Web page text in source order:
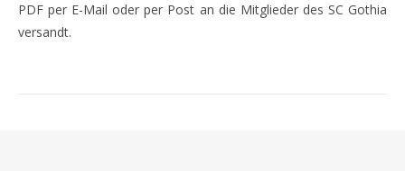
PDF per E-Mail oder per Post an die Mitglieder des SC Gothia
versandt.